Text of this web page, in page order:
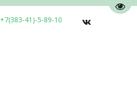
+7(383-41)-5-89-10